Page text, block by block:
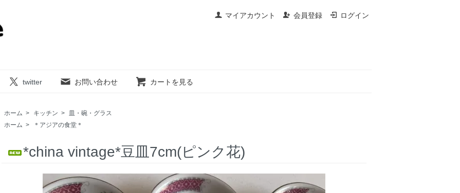
マイアカウント 会員登録 ログイン
twitter お問い合わせ カートを見る
ホーム > キッチン >
皿・碗・グラス
ホーム > ＊アジアの食堂＊
*china vintage*豆皿7cm(ピンク花)